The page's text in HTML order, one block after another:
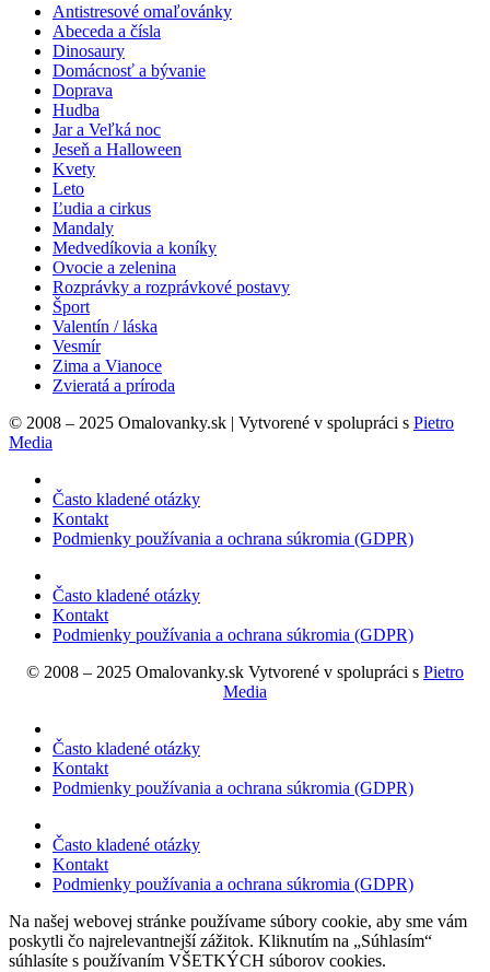
Antistresové omaľovánky
Abeceda a čísla
Dinosaury
Domácnosť a bývanie
Doprava
Hudba
Jar a Veľká noc
Jeseň a Halloween
Kvety
Leto
Ľudia a cirkus
Mandaly
Medvedíkovia a koníky
Ovocie a zelenina
Rozprávky a rozprávkové postavy
Šport
Valentín / láska
Vesmír
Zima a Vianoce
Zvieratá a príroda
© 2008 – 2025 Omalovanky.sk | Vytvorené v spolupráci s Pietro
Media
Často kladené otázky
Kontakt
Podmienky používania a ochrana súkromia (GDPR)
Často kladené otázky
Kontakt
Podmienky používania a ochrana súkromia (GDPR)
© 2008 – 2025 Omalovanky.sk Vytvorené v spolupráci s Pietro
Media
Často kladené otázky
Kontakt
Podmienky používania a ochrana súkromia (GDPR)
Často kladené otázky
Kontakt
Podmienky používania a ochrana súkromia (GDPR)
Na našej webovej stránke používame súbory cookie, aby sme vám
poskytli čo najrelevantnejší zážitok. Kliknutím na „Súhlasím“
súhlasíte s používaním VŠETKÝCH súborov cookies.